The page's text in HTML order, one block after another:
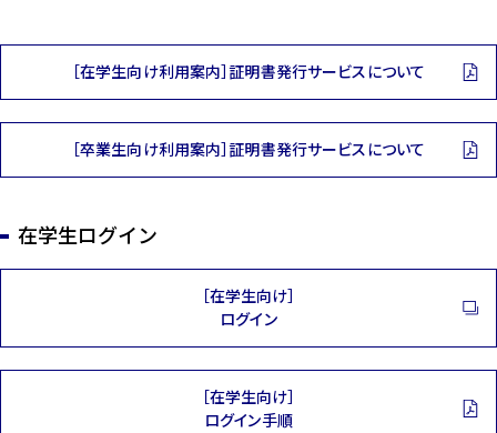
［在学生向け利用案内］証明書発行サービスについて
［卒業生向け利用案内］証明書発行サービスについて
在学生ログイン
［在学生向け］
ログイン
［在学生向け］
ログイン手順